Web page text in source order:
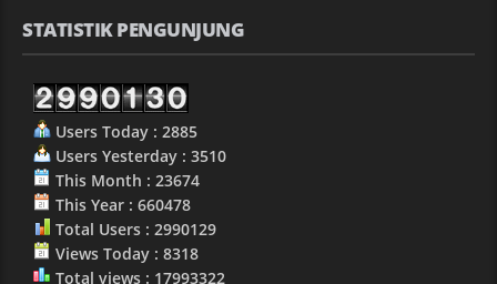
STATISTIK PENGUNJUNG
Users Today : 2885
Users Yesterday : 3510
This Month : 23674
This Year : 660478
Total Users : 2990129
Views Today : 8318
Total views : 17993322